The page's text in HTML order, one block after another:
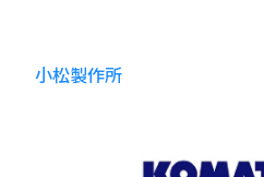
小松製作所